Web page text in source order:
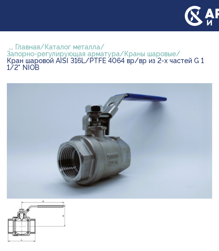
... Главная
Каталог металла
Запорно-регулирующая арматура
Краны шаровые
Кран шаровой AISI 316L/PTFE 4064 вр/вр из 2-х частей G 1
1/2" NIOB